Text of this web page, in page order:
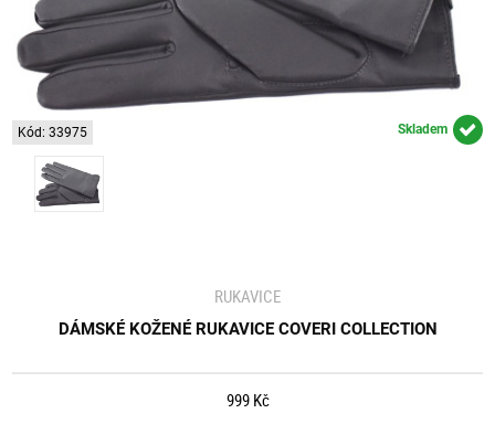
Kód: 33975 Skladem
RUKAVICE
DÁMSKÉ KOŽENÉ RUKAVICE COVERI COLLECTION
999 Kč